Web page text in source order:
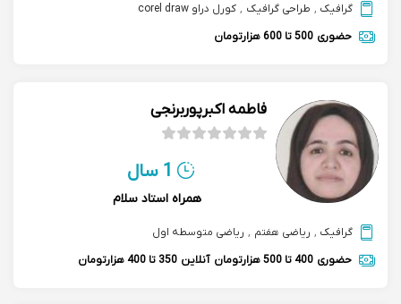
گرافیک , طراحی گرافیک , کورل دراو corel draw
حضوری 500 تا 600 هزارتومان
فاطمه اکبرپوربرنجی
1 سال
همراه استاد سلام
گرافیک , ریاضی هفتم , ریاضی متوسطه اول
حضوری 400 تا 500 هزارتومان آنلاین 350 تا 400 هزارتومان